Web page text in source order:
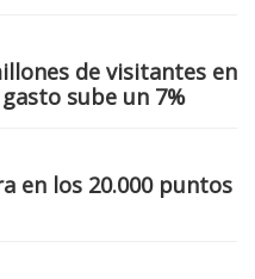
de visitantes en
sube un 7%
en los 20.000 puntos